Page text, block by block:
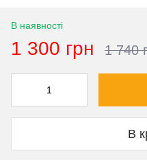
В наявності
1 300 грн 1 740
В